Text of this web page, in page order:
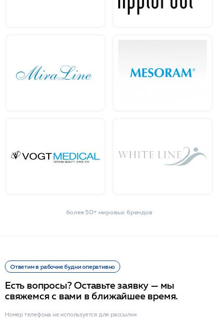
более 50+ мировых брендов
Ответим в рабочие будни оперативно
Есть вопросы? Оставьте заявку — мы
свяжемся с вами в ближайшее время.
Номер телефона не используется для рассылки